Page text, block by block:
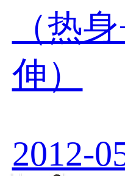
（热
伸）
2012-